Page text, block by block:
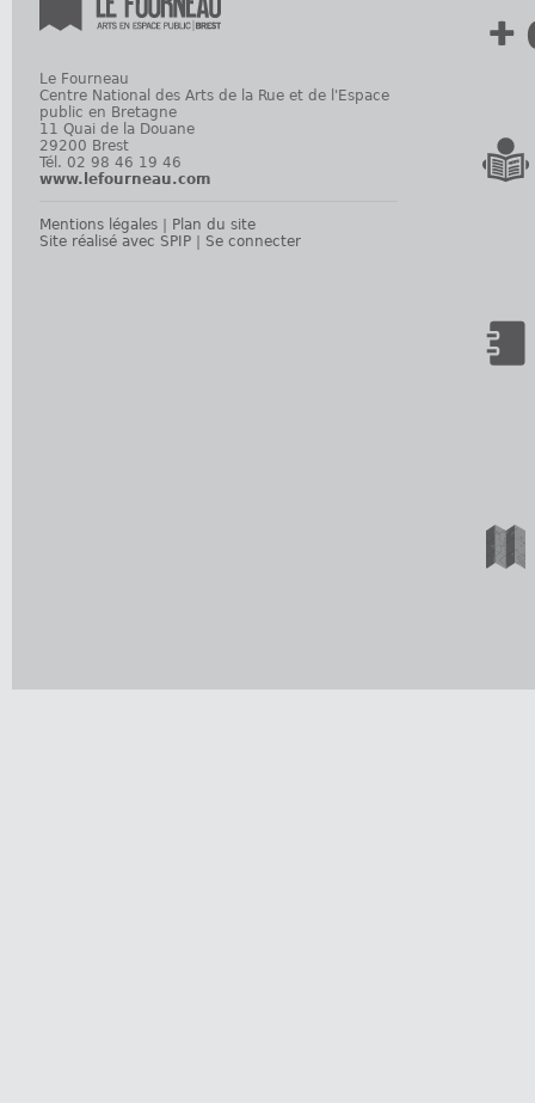
Le Fourneau
Centre National des Arts de la Rue et de l'Espace
public en Bretagne
11 Quai de la Douane
29200 Brest
Tél. 02 98 46 19 46
www.lefourneau.com
Mentions légales
Plan du site
Site réalisé avec SPIP
Se connecter
+